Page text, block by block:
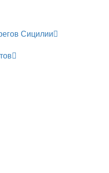
Сицилии